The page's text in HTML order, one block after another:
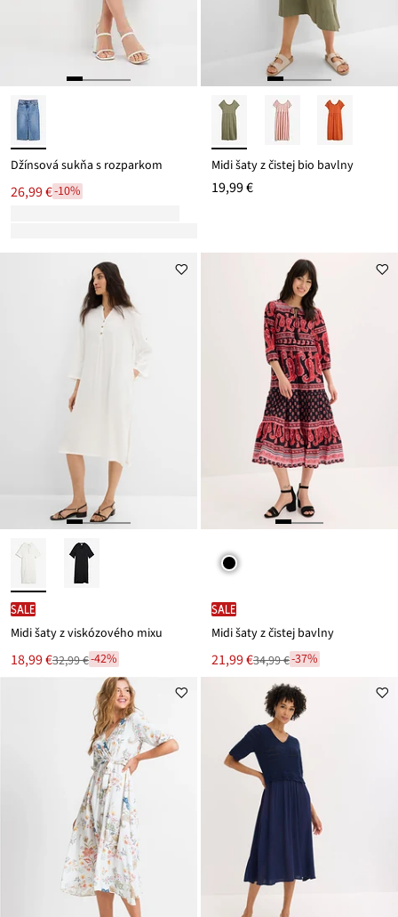
Džínsová sukňa s rozparkom
26,99 €-10%
Midi šaty z čistej bio bavlny
19,99 €
SALE
Midi šaty z viskózového mixu
Nová
cena
18,99 €
Zľava 32,99 €-42%
SALE
Midi šaty z čistej bavlny
Nová
cena
21,99 €
Zľava 34,99 €-37%